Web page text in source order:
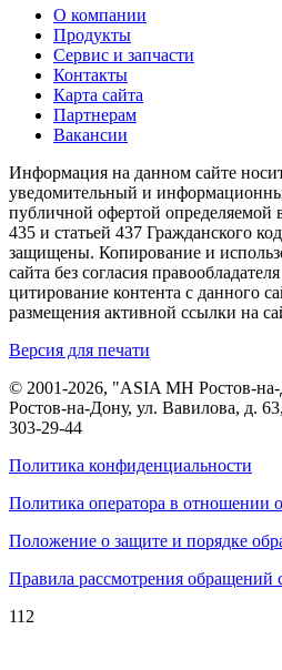
О компании
Продукты
Сервис и запчасти
Контакты
Карта сайта
Партнерам
Вакансии
Информация на данном сайте
уведомительный и
публичной офертой определяемой
435 и статьей 437 Гражданского
защищены. Копирование и
сайта без согласия
цитирование контента с данного
размещения активной ссылки на
Версия для печати
© 2001-2026, "ASIA MH Ростов-на-
Ростов-на-Дону, ул. Вавилова, д.
303-29-44
Политика конфиденциальности
Политика оператора в отношении
Положение о защите и порядке
Правила рассмотрения обращений
112